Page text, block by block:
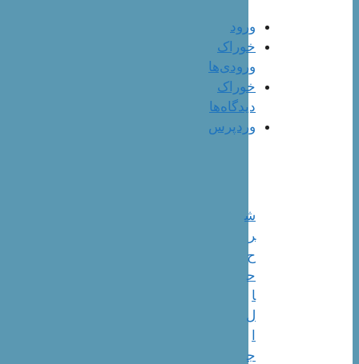
ورود
خوراک
ورودی‌ها
خوراک
دیدگاه‌ها
وردپرس
ش
ر
ح
ح
ل
ج